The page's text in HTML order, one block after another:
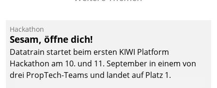
Datatrain ermöglicht
automatisiert ausgelöste,
zielgerichtete
Mieterbefragungen – eine
starke Grundlage für
Hackathon
Sesam, öffne dich!
Datatrain startet beim ersten KIWI Platform
Hackathon am 10. und 11. September in einem von
drei PropTech-Teams und landet auf Platz 1.